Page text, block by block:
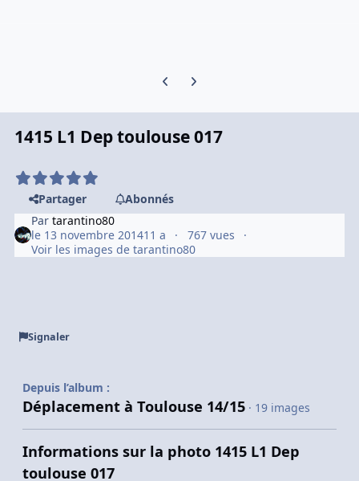
Previous carousel slide
Next carousel slide
1415 L1 Dep toulouse 017
Partager
Abonnés
Partarantino80
le 13 novembre 201411 a
767 vues
Voir les images de tarantino80
Signaler
Depuis l’album :
Déplacement à Toulouse 14/15 · 19 images
Informations sur la photo 1415 L1 Dep
toulouse 017